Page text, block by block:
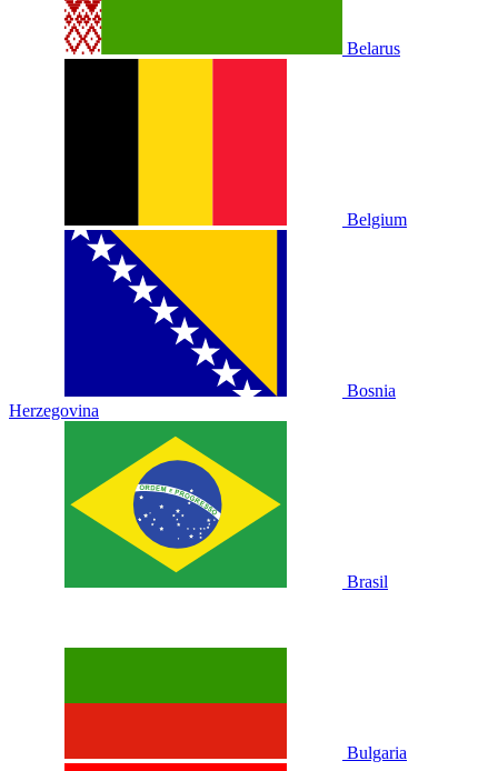
Belarus
Belgium
Bosnia
Herzegovina
Brasil
Bulgaria